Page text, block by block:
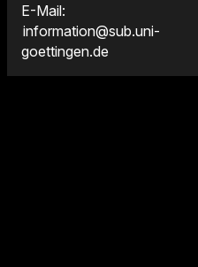
E-Mail:
information@sub.uni-
goettingen.de